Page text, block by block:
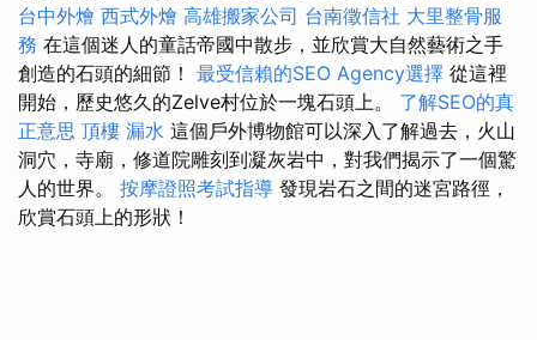
台中外燴 西式外燴 高雄搬家公司 台南徵信社 大里整骨服
務 在這個迷人的童話帝國中散步，並欣賞大自然藝術之手
創造的石頭的細節！ 最受信賴的SEO Agency選擇 從這裡
開始，歷史悠久的Zelve村位於一塊石頭上。 了解SEO的真
正意思 頂樓 漏水 這個戶外博物館可以深入了解過去，火山
洞穴，寺廟，修道院雕刻到凝灰岩中，對我們揭示了一個驚
人的世界。 按摩證照考試指導 發現岩石之間的迷宮路徑，
欣賞石頭上的形狀！